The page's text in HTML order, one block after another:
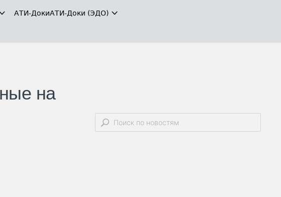
АТИ-ДокиАТИ-Доки (ЭДО)
на